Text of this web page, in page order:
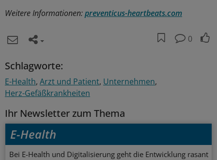
Weitere Informationen:preventicus-heartbeats.com
0
Schlagworte:
E-Health Arzt und Patient Unternehmen
Herz-Gefäßkrankheiten
Ihr Newsletter zum Thema
E-Health
Bei E-Health und Digitalisierung geht die Entwicklung rasant